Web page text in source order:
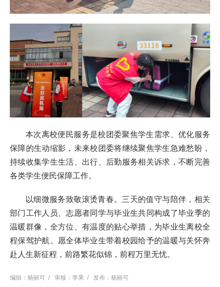
本次离校便民服务是校团委聚焦学生需求、优化服务
保障的生动缩影，未来校团委将继续聚焦学生急难愁盼，
持续收集学生生活、出行、后勤服务相关诉求，不断完善
各类学生便民保障工作。
以细微服务致敬滚烫青春。三天的值守与陪伴，相关
部门工作人员、志愿者同学与毕业生共同构成了毕业季的
温暖群像，全方位、有温度的贴心举措，为毕业生离校全
程保驾护航。愿全体毕业生带着校园给予的温暖与关怀奔
赴人生新征程，前路繁花似锦，前程万里无忧。
编辑：杨丽可 / 审核：李果 / 发布：杨丽可